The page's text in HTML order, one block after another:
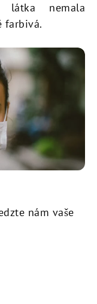
látka nemala
farbivá.
nám vaše